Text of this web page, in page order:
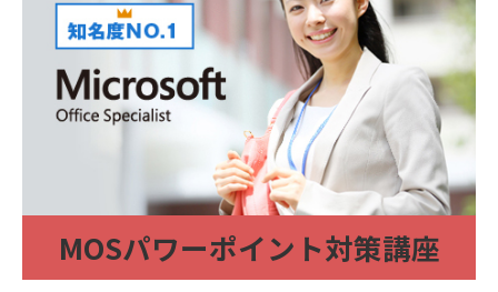
MOSパワーポイント対策講座